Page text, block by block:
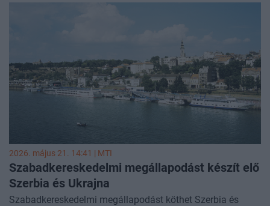
50 legnagyobb franchise-tag adja a bevétel 90 százalékát.
2026. május 21. 14:41 | MTI
Szabadkereskedelmi megállapodást készít elő
Szerbia és Ukrajna
Szabadkereskedelmi megállapodást köthet Szerbia és